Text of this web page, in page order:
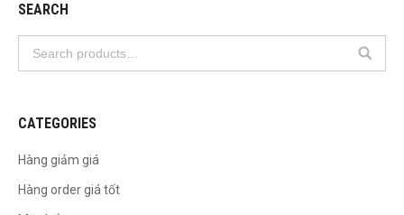
SEARCH
CATEGORIES
Hàng giảm giá
Hàng order giá tốt